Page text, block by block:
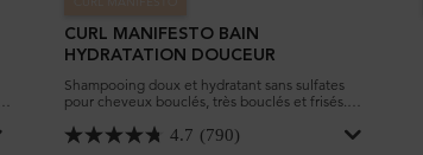
CURL MANIFESTO BAIN
HYDRATATION DOUCEUR
Shampooing doux et hydratant sans sulfates
pour cheveux bouclés, très bouclés et frisés.
Nettoie en douceur le cuir chevelu et les
4.7 (790)